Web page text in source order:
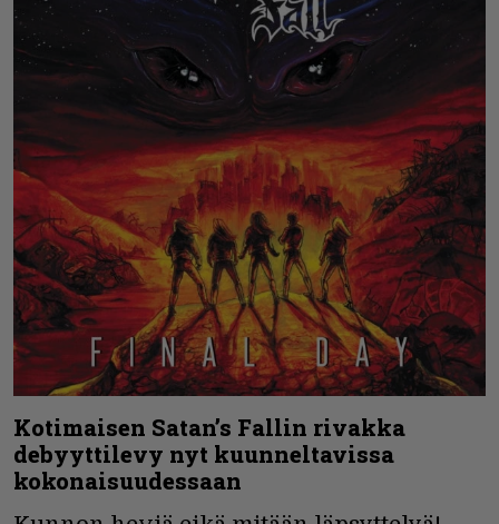
Kotimaisen Satan’s Fallin rivakka
debyyttilevy nyt kuunneltavissa
kokonaisuudessaan